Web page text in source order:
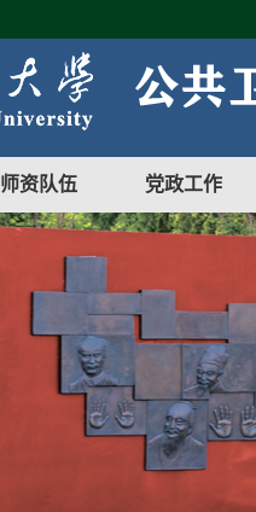
师资队伍 党政工作